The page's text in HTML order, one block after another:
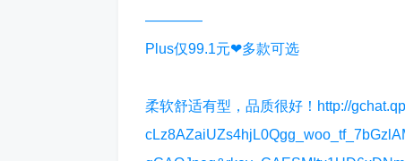
————
Plus仅99.1元❤多款可选
柔软舒适有型，品质很好！http://